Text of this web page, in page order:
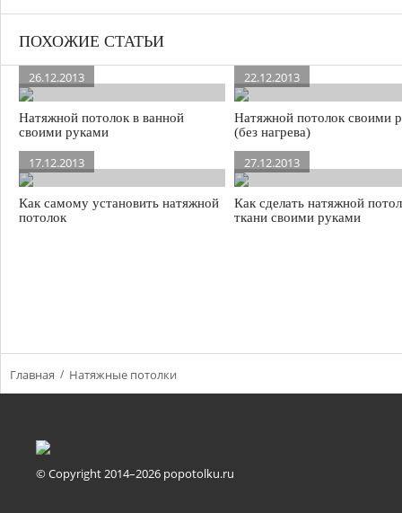
ПОХОЖИЕ СТАТЬИ
26.12.2013
Натяжной потолок в ванной
своими руками
22.12.2013
Натяжной потолок своими
(без нагрева)
17.12.2013
Как самому установить натяжной
потолок
27.12.2013
Как сделать натяжной
ткани своими руками
Главная Натяжные потолки
© Copyright 2014–2026 popotolku.ru